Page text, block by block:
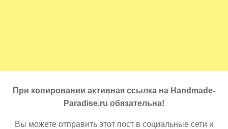
При копировании активная ссылка на Handmade-
Paradise.ru обязательна!
Вы можете отправить этот пост в социальные сети и